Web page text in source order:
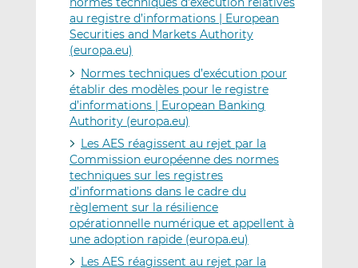
lk
e
I
n
e
b
o
k
au registre d’informations | European
Securities and Markets Authority
(europa.eu)
Normes techniques d’exécution pour
établir des modèles pour le registre
d’informations | European Banking
Authority (europa.eu)
Les AES réagissent au rejet par la
Commission européenne des normes
techniques sur les registres
d’informations dans le cadre du
règlement sur la résilience
opérationnelle numérique et appellent à
une adoption rapide (europa.eu)
Les AES réagissent au rejet par la